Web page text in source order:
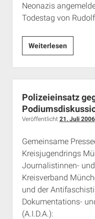
Neonazis
Todestag von
WeiterlesenHeß-
Gedenk-
verboten
–
nur
nicht
Polizeieinsatz
Veröffentlicht 21. Juli 2006
Gemeinsame
Kreisjugendrings
Journalistinnen-
Kreisverband
und der
Dokumentations-
(A.I.D.A.):